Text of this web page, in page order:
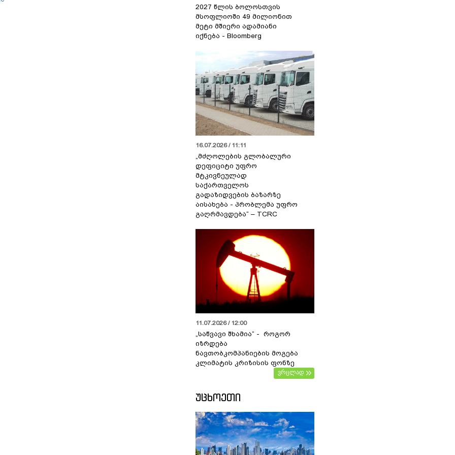
2027 წლის ბოლოსთვის
მსოფლიოში 49 მილიონით
მეტი მშიერი ადამიანი
იქნება - Bloomberg
16.07.2026 / 11:11
„მძღოლების გლობალური
დეფიციტი უფრო
მტკივნეულად
საქართველოს
გადაზიდვების ბაზარზე
აისახება - პრობლემა უფრო
გაღრმავდება“ – TCRC
11.07.2026 / 12:00
„საწვავი შხამია“ - როგორ
იზრდება
ნავთობკომპანიების მოგება
კლიმატის კრიზისის ფონზე
ვრცლად
ᲣᲪᲮᲝᲔᲗᲘ